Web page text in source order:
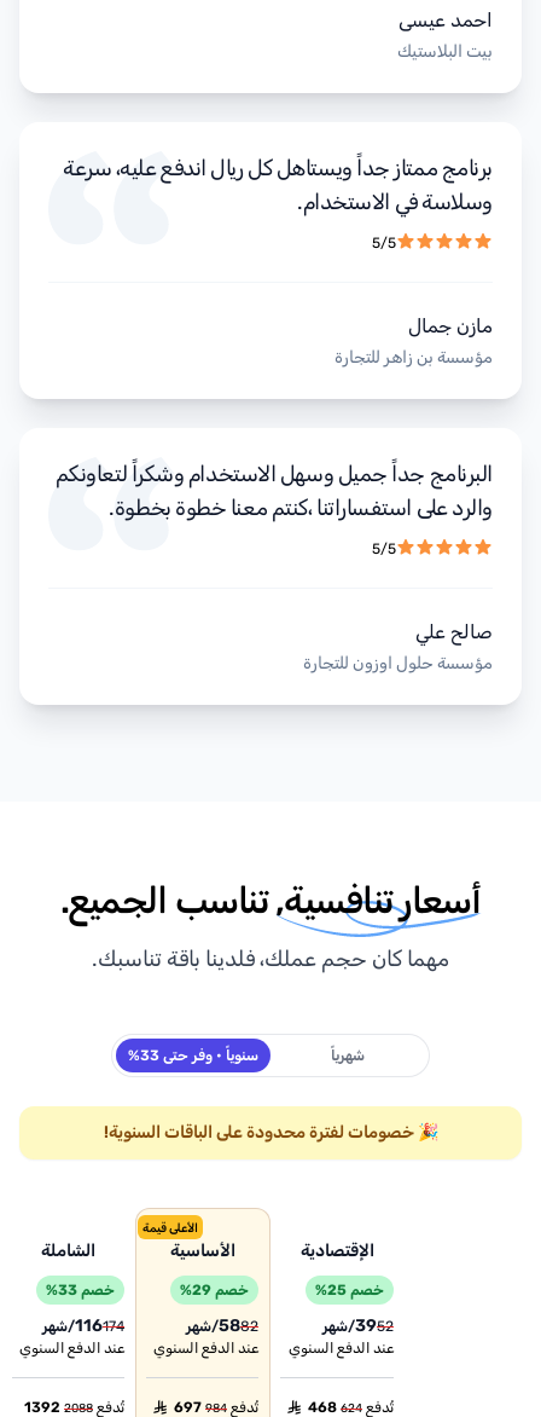
احمد عيسى
بيت البلاستيك
برنامج ممتاز جداً ويستاهل كل ريال اندفع عليه، سرعة
وسلاسة في الاستخدام.
5/5
مازن جمال
مؤسسة بن زاهر للتجارة
البرنامج جداً جميل وسهل الاستخدام وشكراً لتعاونكم
والرد على استفساراتنا ،كنتم معنا خطوة بخطوة.
5/5
صالح علي
مؤسسة حلول اوزون للتجارة
أسعار تنافسية,تناسب الجميع.
مهما كان حجم عملك، فلدينا باقة تناسبك.
شهرياً سنوياً• وفر حتى 33%
🎉خصومات لفترة محدودة على الباقات السنوية!
Pricing plan
الإقتصادية
الأعلى قيمة
الأساسية الشاملة
خصم 25%
52
39/شهر
عند الدفع السنوي
تُدفع624
468
⃁
خصم 29%
82
58/شهر
عند الدفع السنوي
تُدفع984
697
⃁
خصم 33%
174
116/شهر
عند الدفع السنوي
تُدفع2088
1392